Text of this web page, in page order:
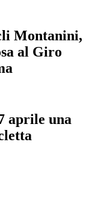
Montanini,
al Giro
aprile una